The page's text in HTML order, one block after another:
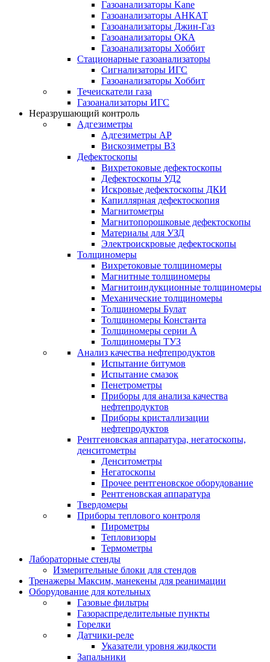
Газоанализаторы Kane
Газоанализаторы АНКАТ
Газоанализаторы Джин-Газ
Газоанализаторы ОКА
Газоанализаторы Хоббит
Стационарные газоанализаторы
Сигнализаторы ИГС
Газоанализаторы Хоббит
Течеискатели газа
Газоанализаторы ИГС
Неразрушающий контроль
Адгезиметры
Адгезиметры АР
Вискозиметры ВЗ
Дефектоскопы
Вихретоковые дефектоскопы
Дефектоскопы УД2
Искровые дефектоскопы ДКИ
Капиллярная дефектоскопия
Магнитометры
Магнитопорошковые дефектоскопы
Материалы для УЗД
Электроискровые дефектоскопы
Толщиномеры
Вихретоковые толщиномеры
Магнитные толщиномеры
Магнитоиндукционные толщиномеры
Механические толщиномеры
Толщиномеры Булат
Толщиномеры Константа
Толщиномеры серии А
Толщиномеры ТУЗ
Анализ качества нефтепродуктов
Испытание битумов
Испытание смазок
Пенетрометры
Приборы для анализа качества
нефтепродуктов
Приборы кристаллизации
нефтепродуктов
Рентгеновская аппаратура, негатоскопы,
денситометры
Денситометры
Негатоскопы
Прочее рентгеновское оборудование
Рентгеновская аппаратура
Твердомеры
Приборы теплового контроля
Пирометры
Тепловизоры
Термометры
Лабораторные стенды
Измерительные блоки для стендов
Тренажеры Максим, манекены для реанимации
Оборудование для котельных
Газовые фильтры
Газораспределительные пункты
Горелки
Датчики-реле
Указатели уровня жидкости
Запальники